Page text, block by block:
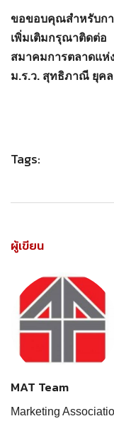
ขอขอบคุณสำหรับกา
เพิ่มเติมกรุณาติดต่อ
สมาคมการตลาดแห่ง
ม.ร.ว. สุทธิภาณี ยุคล
Tags:
ผู้เขียน
MAT Team
Marketing